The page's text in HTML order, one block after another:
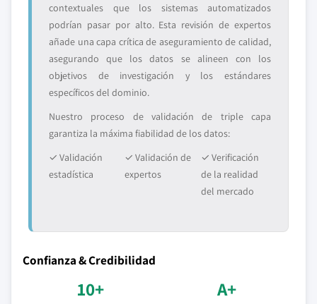
contextuales que los sistemas automatizados
podrían pasar por alto. Esta revisión de expertos
añade una capa crítica de aseguramiento de calidad,
asegurando que los datos se alineen con los
objetivos de investigación y los estándares
específicos del dominio.
Nuestro proceso de validación de triple capa
garantiza la máxima fiabilidad de los datos:
✓ Validación
estadística
✓ Validación de
expertos
✓ Verificación
de la realidad
del mercado
Confianza & Credibilidad
10+ A+